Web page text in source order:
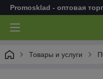
Promosklad - оптовая
Товары и услуги